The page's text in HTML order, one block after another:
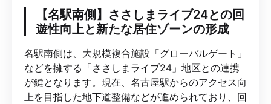
【名駅南側】ささしまライブ24との回
遊性向上と新たな居住ゾーンの形成
名駅南側は、大規模複合施設「グローバルゲート」
などを擁する「ささしまライブ24」地区との連携
が鍵となります。現在、名古屋駅からのアクセス向
上を目指した地下道整備などが進められており、回